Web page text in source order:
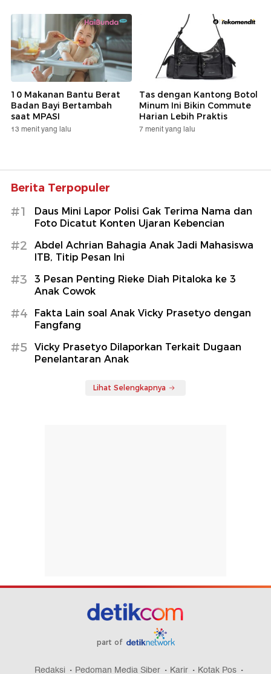
10 Makanan Bantu Berat
Badan Bayi Bertambah
saat MPASI
13 menit yang lalu
Tas dengan Kantong Botol
Minum Ini Bikin Commute
Harian Lebih Praktis
7 menit yang lalu
Berita Terpopuler
#1
Daus Mini Lapor Polisi Gak Terima Nama dan
Foto Dicatut Konten Ujaran Kebencian
#2
Abdel Achrian Bahagia Anak Jadi Mahasiswa
ITB, Titip Pesan Ini
#3
3 Pesan Penting Rieke Diah Pitaloka ke 3
Anak Cowok
#4
Fakta Lain soal Anak Vicky Prasetyo dengan
Fangfang
#5
Vicky Prasetyo Dilaporkan Terkait Dugaan
Penelantaran Anak
Lihat Selengkapnya
part of
Redaksi Pedoman Media Siber Karir Kotak Pos